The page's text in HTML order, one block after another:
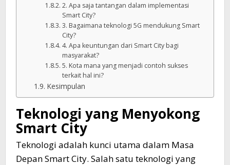
2. Apa saja tantangan dalam implementasi
Smart City?
3. Bagaimana teknologi 5G mendukung Smart
City?
4. Apa keuntungan dari Smart City bagi
masyarakat?
5. Kota mana yang menjadi contoh sukses
terkait hal ini?
Kesimpulan
Teknologi yang Menyokong
Smart City
Teknologi adalah kunci utama dalam Masa
Depan Smart City. Salah satu teknologi yang